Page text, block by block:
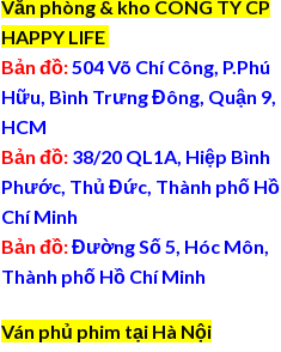
Văn phòng & kho CÔNG TY CP
HAPPY LIFE
Bản đồ:504 Võ Chí Công, P.Phú
Hữu, Bình Trưng Đông, Quận 9,
HCM
Bản đồ: 38/20 QL1A, Hiệp Bình
Phước, Thủ Đức, Thành phố Hồ
Chí Minh
Bản đồ:Đường Số 5, Hóc Môn,
Thành phố Hồ Chí Minh
Ván phủ phim tại Hà Nội